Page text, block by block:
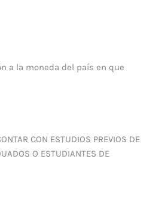
a la moneda del país en que
CON ESTUDIOS PREVIOS DE
O ESTUDIANTES DE